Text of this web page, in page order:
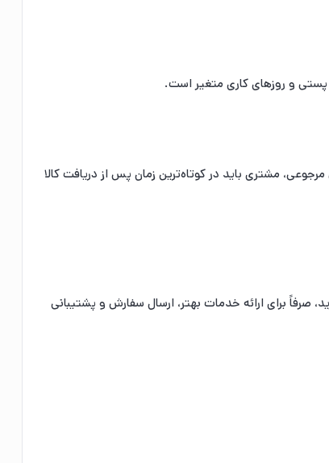
پستی و روزهای کاری متغیر است.
مشتری باید در کوتاه‌ترین زمان پس از دریافت کالا
صرفاً برای ارائه خدمات بهتر، ارسال سفارش و پشتیبانی